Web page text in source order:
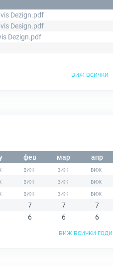
Dezign.pdf
Design.pdf
Dezign.pdf
виж всички
фев мар апр
7 7 7
6 6 6
виж всички